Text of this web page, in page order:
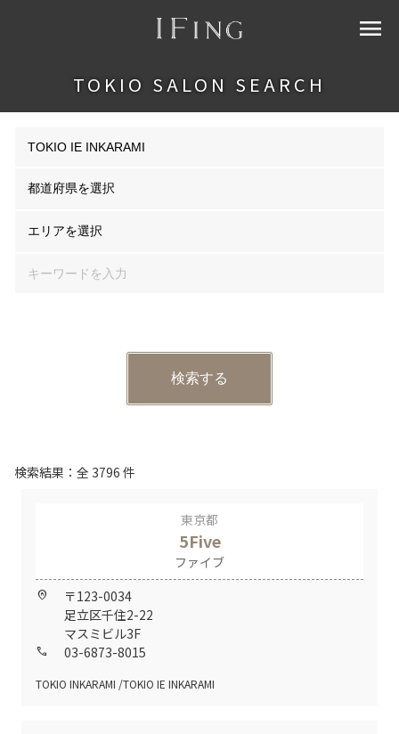
menu
TOKIO SALON SEARCH
エリア選択はできません
検索結果：全 3796 件
東京都
5Five
ファイブ
home_pin
〒123-0034
足立区千住2-22
マスミビル3F
call 03-6873-8015
TOKIO INKARAMI TOKIO IE INKARAMI